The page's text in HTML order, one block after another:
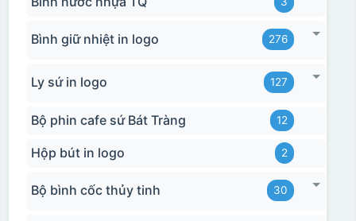
Bình giữ nhiệt in logo 276
Ly sứ in logo 127
Bộ phin cafe sứ Bát Tràng 12
Hộp bút in logo 2
Bộ bình cốc thủy tinh 30